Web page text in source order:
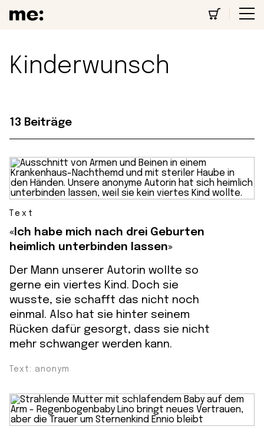
Kinderwunsch
13 Beiträge
Text
«Ich habe mich nach drei Geburten
heimlich unterbinden lassen»
Der Mann unserer Autorin wollte so
gerne ein viertes Kind. Doch sie
wusste, sie schafft das nicht noch
einmal. Also hat sie hinter seinem
Rücken dafür gesorgt, dass sie nicht
mehr schwanger werden kann.
Text: anonym